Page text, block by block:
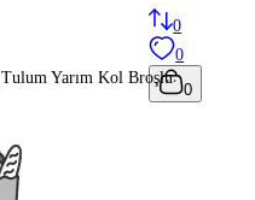
0
0
0
Tulum Yarım Kol Broşlu